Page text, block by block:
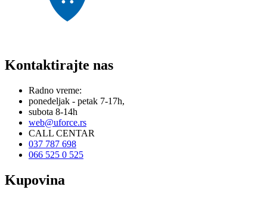
Kontaktirajte nas
Radno vreme:
ponedeljak - petak 7-17h,
subota 8-14h
web@uforce.rs
CALL CENTAR
037 787 698
066 525 0 525
Kupovina